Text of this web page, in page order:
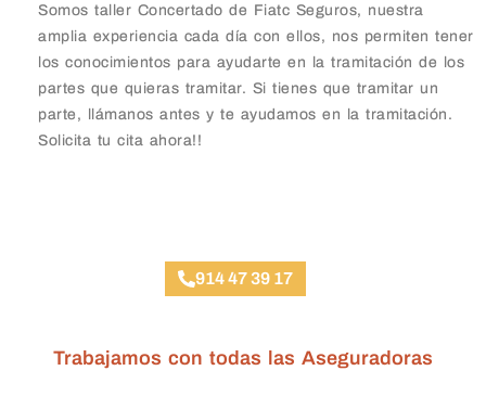
Somos taller Concertado de Fiatc Seguros, nuestra
amplia experiencia cada día con ellos, nos permiten tener
los conocimientos para ayudarte en la tramitación de los
partes que quieras tramitar. Si tienes que tramitar un
parte, llámanos antes y te ayudamos en la tramitación.
Solicita tu cita ahora!!
914 47 39 17
Trabajamos con todas las Aseguradoras